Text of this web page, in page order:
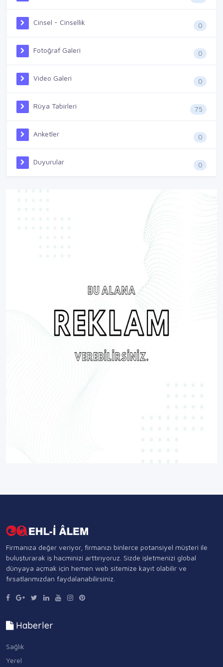
Cinsel - Cinsellik 0
Fotoğraf Galeri 0
Video Galeri 0
Rüya Tabirleri 75
Anketler 0
Duyurular 0
Firmanıza değer veriyor, firmanızı binlerce potansiyel müşteri ile
buluşturarak iş hacminizi arttırıyoruz. Sizde işletmenizi global
dünyaya açmak için hemen web sitemize kayıt olabilir ve
fırsatlarımızdan faydalanabilirsiniz.
Haberler
Sağlık
Yerel